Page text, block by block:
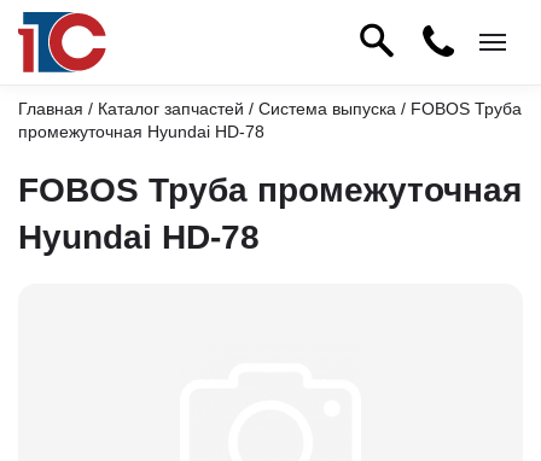
Главная / Каталог запчастей / Система выпуска / FOBOS Труба
промежуточная Hyundai HD-78
FOBOS Труба промежуточная
Hyundai HD-78